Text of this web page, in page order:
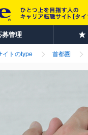
募管理
イトのtype 首都圏